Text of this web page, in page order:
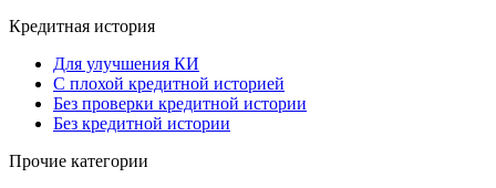
Кредитная история
Для улучшения КИ
С плохой кредитной историей
Без проверки кредитной истории
Без кредитной истории
Прочие категории